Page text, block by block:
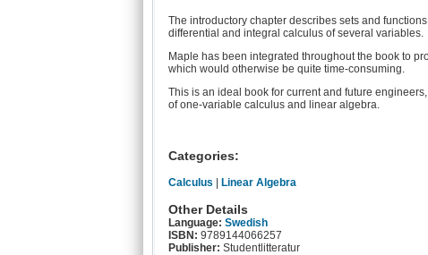
The introductory chapter describes sets and
differential and integral calculus of several
Maple has been integrated throughout the book to
which would otherwise be quite time-consuming.
This is an ideal book for current and future
of one-variable calculus and linear algebra.
Categories:
Calculus Linear Algebra
Other Details
Language: Swedish
ISBN: 9789144066257
Publisher: Studentlitteratur